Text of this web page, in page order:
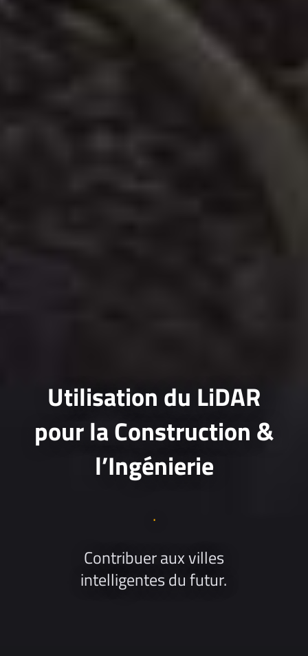
Utilisation du LiDAR
pour la Construction &
l’Ingénierie
.
Contribuer aux villes
intelligentes du futur.